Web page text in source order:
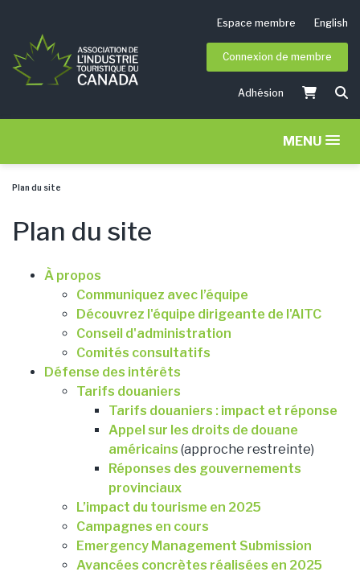
Espace membre English
Connexion de membre
Adhésion
MENU
Plan du site
Plan du site
À propos
Communiquez avec l’équipe
Découvrez l'équipe dirigeante de l'AITC
Conseil d'administration
Comités consultatifs
Défense des intérêts
Tarifs douaniers
Tarifs douaniers : impact et réponse
Appel sur les droits de douane
américains (approche restreinte)
Réponses des gouvernements
provinciaux
L’impact du tourisme en 2025
Campagnes en cours
Emergency Management Submission
Avancées concrètes réalisées en 2025